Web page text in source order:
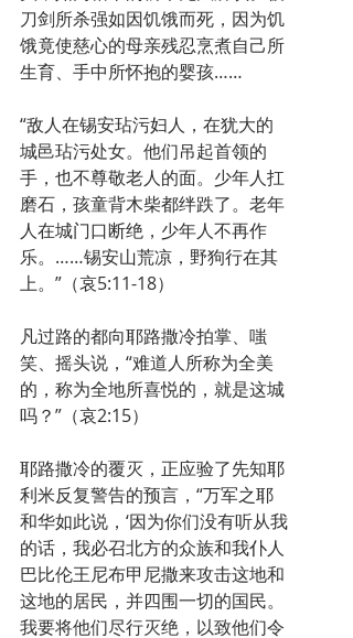
刀剑所杀强如因饥饿而死，因为饥
饿竟使慈心的母亲残忍烹煮自己所
生育、手中所怀抱的婴孩……
“敌人在锡安玷污妇人，在犹大的
城邑玷污处女。他们吊起首领的
手，也不尊敬老人的面。少年人扛
磨石，孩童背木柴都绊跌了。老年
人在城门口断绝，少年人不再作
乐。……锡安山荒凉，野狗行在其
上。”（哀5:11-18）
凡过路的都向耶路撒冷拍掌、嗤
笑、摇头说，“难道人所称为全美
的，称为全地所喜悦的，就是这城
吗？”（哀2:15）
耶路撒冷的覆灭，正应验了先知耶
利米反复警告的预言，“万军之耶
和华如此说，‘因为你们没有听从我
的话，我必召北方的众族和我仆人
巴比伦王尼布甲尼撒来攻击这地和
这地的居民，并四围一切的国民。
我要将他们尽行灭绝，以致他们令